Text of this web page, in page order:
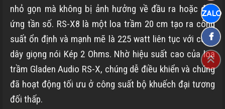
nhỏ gọn mà không bị ảnh hưởng về đầu ra hoặc đáp
ứng tần số. RS-X8 là một loa trầm 20 cm tạo ra công
suất ổn định và mạnh mẽ là 225 watt liên tục với cuộn
dây giọng nói Kép 2 Ohms. Nhờ hiệu suất cao của loa
trầm Gladen Audio RS-X, chúng dễ điều khiển và chúng
đã hoạt động tối ưu ở công suất bộ khuếch đại tương
đối thấp.